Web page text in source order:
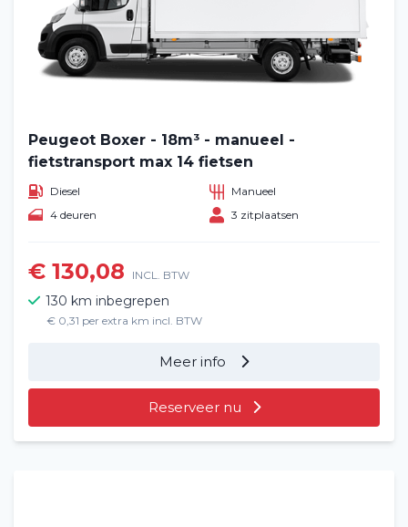
Peugeot Boxer - 18m³ - manueel -
fietstransport max 14 fietsen
Diesel
Manueel
4 deuren
3 zitplaatsen
€ 130,08 INCL. BTW
130 km inbegrepen
€ 0,31 per extra km incl. BTW
Meer info
Reserveer nu